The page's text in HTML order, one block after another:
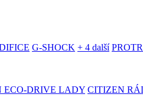
G-SHOCK + 4 další
ECO-DRIVE LADY CITIZEN